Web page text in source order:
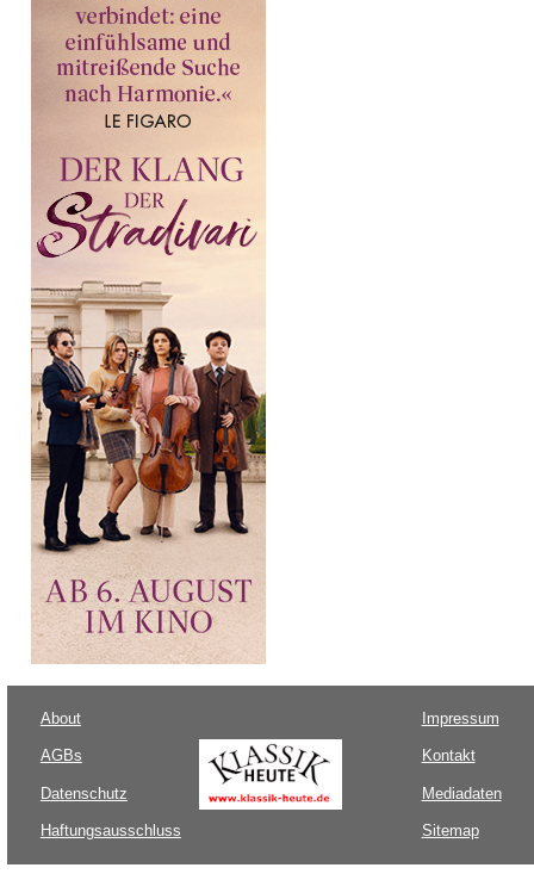
About
AGBs
Datenschutz
Haftungsausschluss
Impressum
Kontakt
Mediadaten
Sitemap